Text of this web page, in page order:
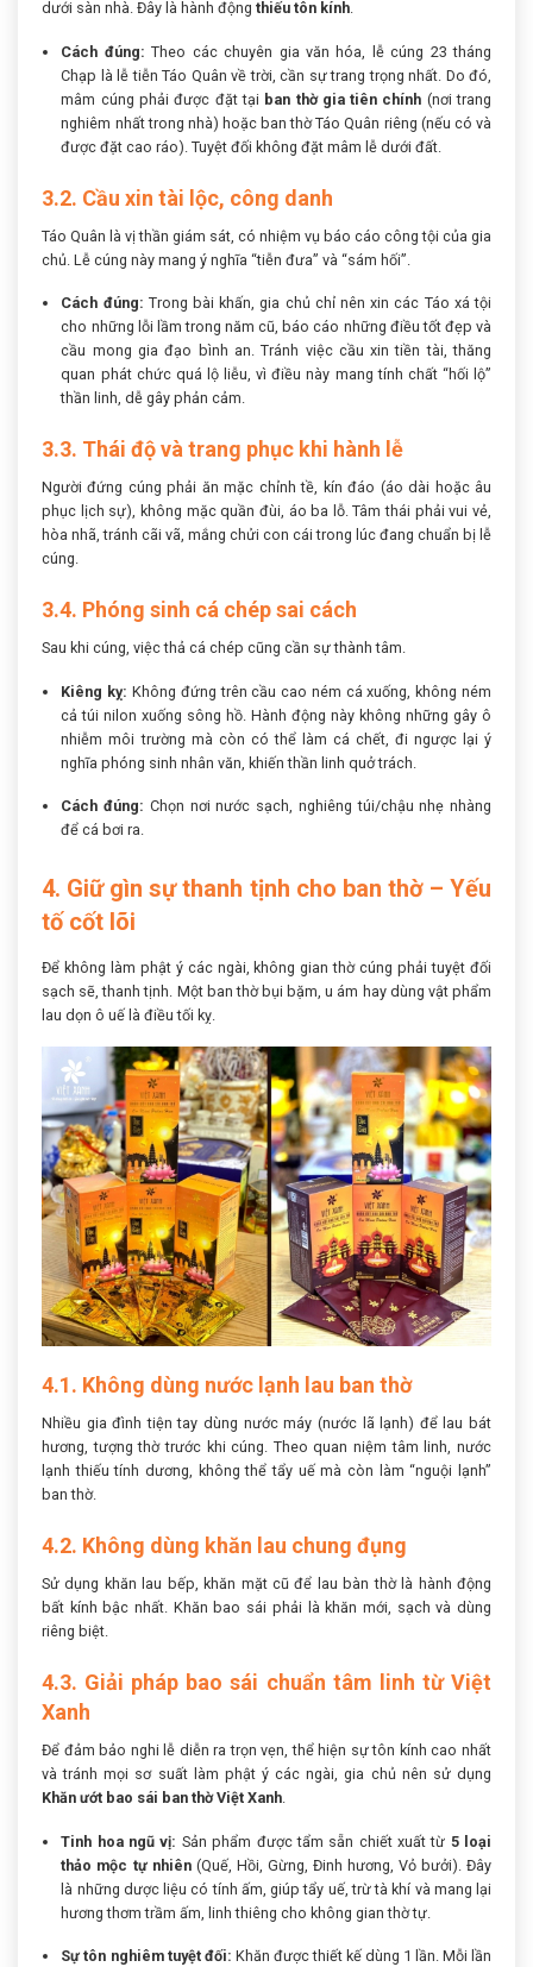
dưới sàn nhà. Đây là hành động thiếu tôn kính.
Cách đúng: Theo các chuyên gia văn hóa, lễ cúng 23 tháng
Chạp là lễ tiễn Táo Quân về trời, cần sự trang trọng nhất. Do đó,
mâm cúng phải được đặt tại ban thờ gia tiên chính (nơi trang
nghiêm nhất trong nhà) hoặc ban thờ Táo Quân riêng (nếu có và
được đặt cao ráo). Tuyệt đối không đặt mâm lễ dưới đất.
3.2. Cầu xin tài lộc, công danh
Táo Quân là vị thần giám sát, có nhiệm vụ báo cáo công tội của gia
chủ. Lễ cúng này mang ý nghĩa “tiễn đưa” và “sám hối”.
Cách đúng: Trong bài khấn, gia chủ chỉ nên xin các Táo xá tội
cho những lỗi lầm trong năm cũ, báo cáo những điều tốt đẹp và
cầu mong gia đạo bình an. Tránh việc cầu xin tiền tài, thăng
quan phát chức quá lộ liễu, vì điều này mang tính chất “hối lộ”
thần linh, dễ gây phản cảm.
3.3. Thái độ và trang phục khi hành lễ
Người đứng cúng phải ăn mặc chỉnh tề, kín đáo (áo dài hoặc âu
phục lịch sự), không mặc quần đùi, áo ba lỗ. Tâm thái phải vui vẻ,
hòa nhã, tránh cãi vã, mắng chửi con cái trong lúc đang chuẩn bị lễ
cúng.
3.4. Phóng sinh cá chép sai cách
Sau khi cúng, việc thả cá chép cũng cần sự thành tâm.
Kiêng kỵ: Không đứng trên cầu cao ném cá xuống, không ném
cả túi nilon xuống sông hồ. Hành động này không những gây ô
nhiễm môi trường mà còn có thể làm cá chết, đi ngược lại ý
nghĩa phóng sinh nhân văn, khiến thần linh quở trách.
Cách đúng: Chọn nơi nước sạch, nghiêng túi/chậu nhẹ nhàng
để cá bơi ra.
4. Giữ gìn sự thanh tịnh cho ban thờ – Yếu
tố cốt lõi
Để không làm phật ý các ngài, không gian thờ cúng phải tuyệt đối
sạch sẽ, thanh tịnh. Một ban thờ bụi bặm, u ám hay dùng vật phẩm
lau dọn ô uế là điều tối kỵ.
4.1. Không dùng nước lạnh lau ban thờ
Nhiều gia đình tiện tay dùng nước máy (nước lã lạnh) để lau bát
hương, tượng thờ trước khi cúng. Theo quan niệm tâm linh, nước
lạnh thiếu tính dương, không thể tẩy uế mà còn làm “nguội lạnh”
ban thờ.
4.2. Không dùng khăn lau chung đụng
Sử dụng khăn lau bếp, khăn mặt cũ để lau bàn thờ là hành động
bất kính bậc nhất. Khăn bao sái phải là khăn mới, sạch và dùng
riêng biệt.
4.3. Giải pháp bao sái chuẩn tâm linh từ Việt
Xanh
Để đảm bảo nghi lễ diễn ra trọn vẹn, thể hiện sự tôn kính cao nhất
và tránh mọi sơ suất làm phật ý các ngài, gia chủ nên sử dụng
Khăn ướt bao sái ban thờ Việt Xanh.
Tinh hoa ngũ vị: Sản phẩm được tẩm sẵn chiết xuất từ 5 loại
thảo mộc tự nhiên(Quế, Hồi, Gừng, Đinh hương, Vỏ bưởi). Đây
là những dược liệu có tính ấm, giúp tẩy uế, trừ tà khí và mang lại
hương thơm trầm ấm, linh thiêng cho không gian thờ tự.
Sự tôn nghiêm tuyệt đối: Khăn được thiết kế dùng 1 lần. Mỗi lần